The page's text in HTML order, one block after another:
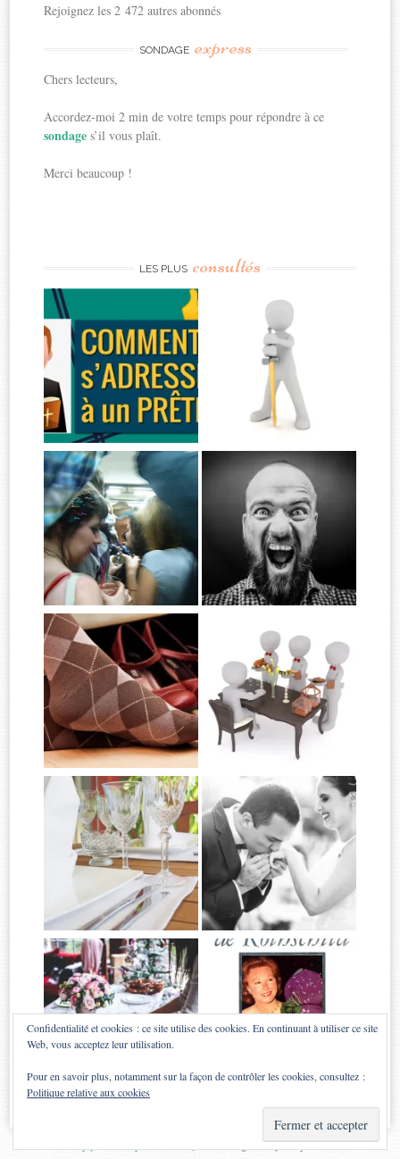
Rejoignez les 2 472 autres abonnés
SONDAGE express
Chers lecteurs,
Accordez-moi 2 min de votre temps pour répondre à ce
sondages’il vous plaît.
Merci beaucoup !
LES PLUS consultés
Theme: Sugar & Spice byWebTuts.
Confidentialité et cookies : ce site utilise des cookies. En continuant à utiliser ce site
Web, vous acceptez leur utilisation.
Pour en savoir plus, notamment sur la façon de contrôler les cookies, consultez :
Politique relative aux cookies